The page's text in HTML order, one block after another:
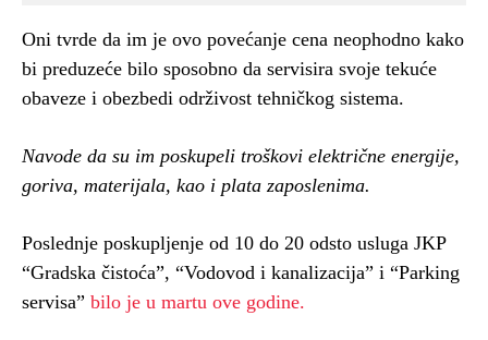
Oni tvrde da im je ovo povećanje cena neophodno kako
bi preduzeće bilo sposobno da servisira svoje tekuće
obaveze i obezbedi održivost tehničkog sistema.
Navode da su im poskupeli troškovi električne energije,
goriva, materijala, kao i plata zaposlenima.
Poslednje poskupljenje od 10 do 20 odsto usluga JKP
“Gradska čistoća”, “Vodovod i kanalizacija” i “Parking
servisa” bilo je u martu ove godine.